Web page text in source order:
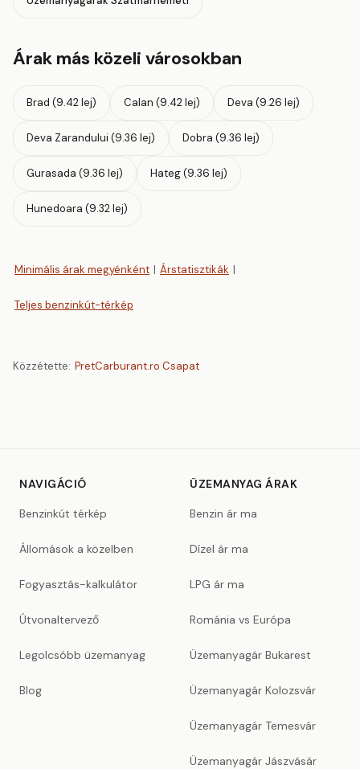
Árak más közeli városokban
Brad (9.42 lej) Calan (9.42 lej) Deva (9.26 lej)
Deva Zarandului (9.36 lej) Dobra (9.36 lej)
Gurasada (9.36 lej) Hateg (9.36 lej)
Hunedoara (9.32 lej)
Minimális árak megyénként | Árstatisztikák |
Teljes benzinkút-térkép
Közzétette: PretCarburant.ro Csapat
NAVIGÁCIÓ
Benzinkút térkép
Állomások a közelben
Fogyasztás-kalkulátor
Útvonaltervező
Legolcsóbb üzemanyag
Blog
ÜZEMANYAG ÁRAK
Benzin ár ma
Dízel ár ma
LPG ár ma
Románia vs Európa
Üzemanyagár Bukarest
Üzemanyagár Kolozsvár
Üzemanyagár Temesvár
Üzemanyagár Jászvásár